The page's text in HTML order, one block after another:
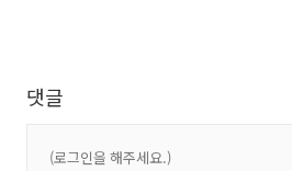
댓글